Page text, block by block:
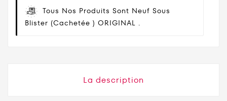
Tous Nos Produits Sont Neuf Sous
Blister (cachetée ) ORIGINAL .
La description